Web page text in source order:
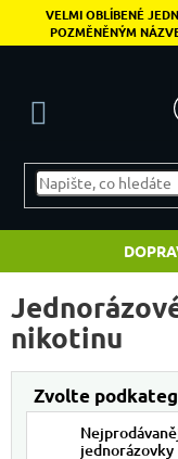
Přejít na obsah
VELMI OBLÍBENÉ
POZMĚNĚNÝM
nikotinu
jednorázovky